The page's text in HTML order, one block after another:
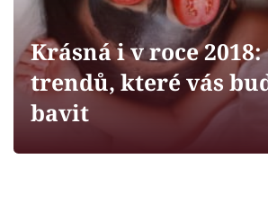
Sledujte prima+
Filmový festival Karlovy
Krásná i v roce 2018:
trendů, které vás
bavit